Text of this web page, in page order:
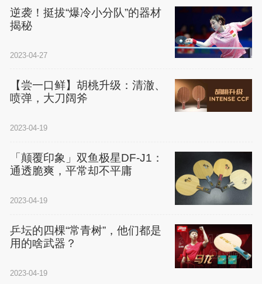
逆袭！挺拔“爆冷小分队”的器材
揭秘
2023-04-27
【尝一口鲜】胡桃升级：清澈、
喷弹，大刀阔斧
2023-04-19
「颠覆印象」双鱼极星DF-J1：
通透脆爽，平常却不平庸
2023-04-19
乒坛的四棵“常青树”，他们都是
用的啥武器？
2023-04-19